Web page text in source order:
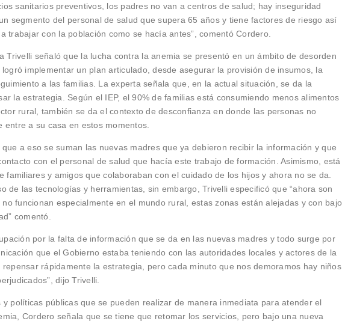
sanitarios preventivos, los padres no van a centros de salud; hay inseguridad
segmento del personal de salud que supera 65 años y tiene factores de riesgo así
trabajar con la población como se hacía antes”, comentó Cordero.
Trivelli señaló que la lucha contra la anemia se presentó en un ámbito de desorden
implementar un plan articulado, desde asegurar la provisión de insumos, la
a las familias. La experta señala que, en la actual situación, se da la
la estrategia. Según el IEP, el 90% de familias está consumiendo menos alimentos
rural, también se da el contexto de desconfianza en donde las personas no
entre a su casa en estos momentos.
a eso se suman las nuevas madres que ya debieron recibir la información y que
con el personal de salud que hacía este trabajo de formación. Asimismo, está
familiares y amigos que colaboraban con el cuidado de los hijos y ahora no se da.
de las tecnologías y herramientas, sin embargo, Trivelli especificó que “ahora son
funcionan especialmente en el mundo rural, estas zonas están alejadas y con bajo
comentó.
por la falta de información que se da en las nuevas madres y todo surge por
que el Gobierno estaba teniendo con las autoridades locales y actores de la
rápidamente la estrategia, pero cada minuto que nos demoramos hay niños
dijo Trivelli.
y políticas públicas que se pueden realizar de manera inmediata para atender el
Cordero señala que se tiene que retomar los servicios, pero bajo una nueva